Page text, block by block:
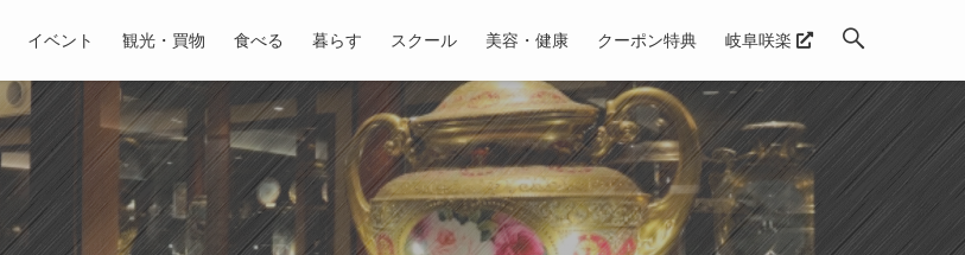
イベント 観光・買物 食べる 暮らす スクール 美容・健康 クーポン特典 岐阜咲楽